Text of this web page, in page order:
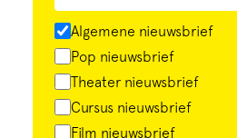
Algemene nieuwsbrief
Pop nieuwsbrief
Theater nieuwsbrief
Cursus nieuwsbrief
Film nieuwsbrief